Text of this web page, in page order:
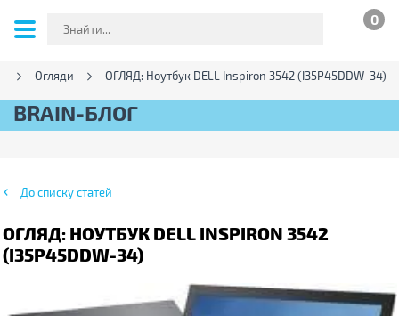
0
Огляди ОГЛЯД: Ноутбук DELL Inspiron 3542 (I35P45DDW-34)
BRAIN-БЛОГ
До списку статей
ОГЛЯД: НОУТБУК DELL INSPIRON 3542
(I35P45DDW-34)